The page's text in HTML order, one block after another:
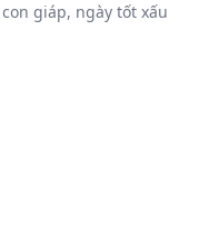
giáp, ngày tốt xấu